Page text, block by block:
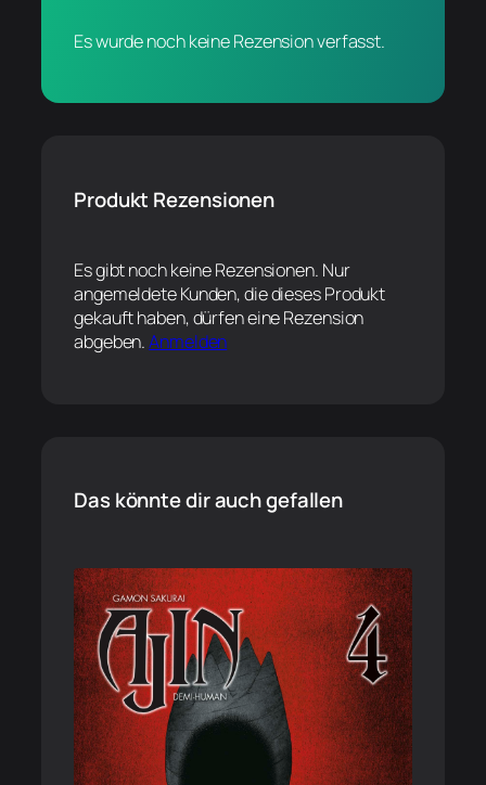
Es wurde noch keine Rezension verfasst.
Produkt Rezensionen
Es gibt noch keine Rezensionen. Nur
angemeldete Kunden, die dieses Produkt
gekauft haben, dürfen eine Rezension
abgeben.Anmelden
Das könnte dir auch gefallen